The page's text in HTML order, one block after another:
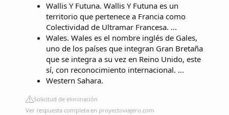
Wallis Y Futuna. Wallis Y Futuna es un
territorio que pertenece a Francia como
Colectividad de Ultramar Francesa. ...
Wales. Wales es el nombre inglés de Gales,
uno de los países que integran Gran Bretaña
que se integra a su vez en Reino Unido, este
sí, con reconocimiento internacional. ...
Western Sahara.
Solicitud de eliminación
Ver respuesta completa en proyectoviajero.com